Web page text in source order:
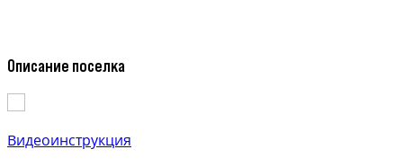
Описание поселка
Видеоинструкция